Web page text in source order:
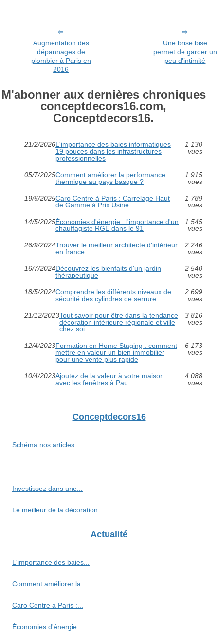
Augmentation des
dépannages de
plombier à Paris en
2016
Une brise bise
permet de garder un
peu d'intimité
M'abonner aux dernières chroniques
conceptdecors16.com,
Conceptdecors16.
21/2/2026L'importance des baies informatiques
19 pouces dans les infrastructures
professionnelles
1 130
vues
05/7/2025Comment améliorer la performance
thermique au pays basque ?
1 915
vues
19/6/2025Caro Centre à Paris : Carrelage Haut
de Gamme à Prix Usine
1 789
vues
14/5/2025Économies d'énergie : l'importance d'un
chauffagiste RGE dans le 91
1 545
vues
26/9/2024Trouver le meilleur architecte d'intérieur
en france
2 246
vues
16/7/2024Découvrez les bienfaits d'un jardin
thérapeutique
2 540
vues
18/5/2024Comprendre les différents niveaux de
sécurité des cylindres de serrure
2 699
vues
21/12/2023Tout savoir pour être dans la tendance
décoration intérieure régionale et ville
chez soi
3 816
vues
12/4/2023Formation en Home Staging : comment
mettre en valeur un bien immobilier
pour une vente plus rapide
6 173
vues
10/4/2023Ajoutez de la valeur à votre maison
avec les fenêtres à Pau
4 088
vues
Conceptdecors16
Schéma nos articles
Investissez dans une...
Le meilleur de la décoration...
Actualité
L'importance des baies...
Comment améliorer la...
Caro Centre à Paris :...
Économies d'énergie :...